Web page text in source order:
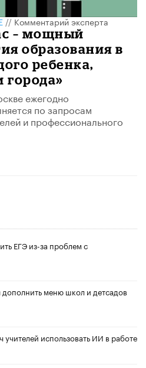
//Комментарий эксперта
– мощный
образования в
ребенка,
ежегодно
по запросам
и профессионального
ЕГЭ из-за проблем с
меню школ и детсадов
учителей использовать ИИ в работе